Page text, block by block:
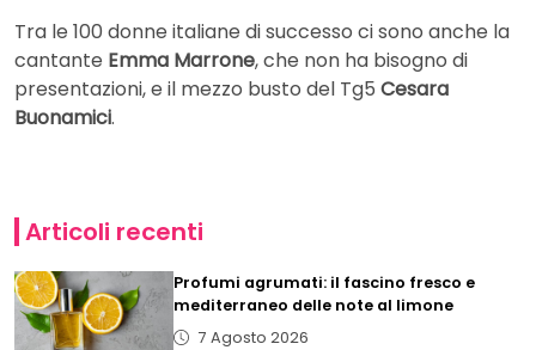
Tra le 100 donne italiane di successo ci sono anche la
cantante Emma Marrone, che non ha bisogno di
presentazioni, e il mezzo busto del Tg5 Cesara
Buonamici.
Articoli recenti
Profumi agrumati: il fascino fresco e
mediterraneo delle note al limone
7 Agosto 2026